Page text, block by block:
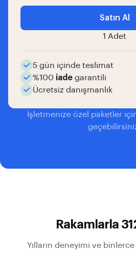
Satın Al
1 Adet
5 gün içinde teslimat
%100 iade garantili
Ücretsiz danışmanlık
İşletmenize özel paketler
Rakamlarla
Yılların deneyimi ve